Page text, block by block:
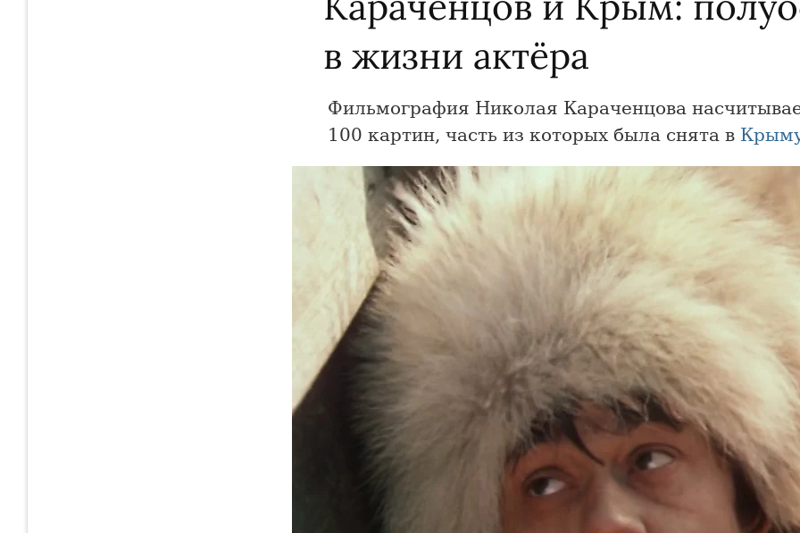
в жизни актёра
Фильмография Николая Караченцова
100 картин, часть из которых была снята в